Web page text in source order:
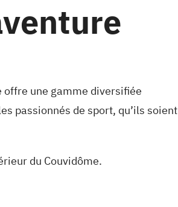
une gamme diversifiée
passionnés de sport, qu’ils soient
du Couvidôme.